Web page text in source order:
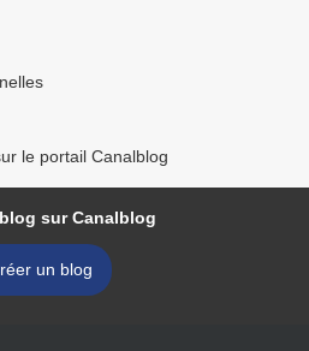
le portail Canalblog
sur Canalblog
un blog